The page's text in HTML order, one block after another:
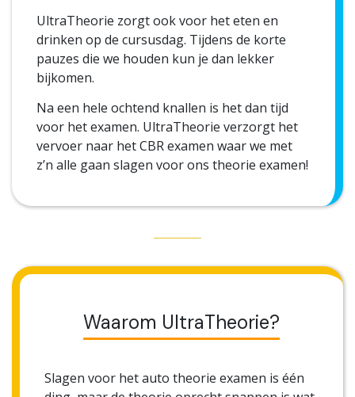
UltraTheorie zorgt ook voor het eten en
drinken op de cursusdag. Tijdens de korte
pauzes die we houden kun je dan lekker
bijkomen.
Na een hele ochtend knallen is het dan tijd
voor het examen. UltraTheorie verzorgt het
vervoer naar het CBR examen waar we met
z’n alle gaan slagen voor ons theorie examen!
Waarom UltraTheorie?
Slagen voor het auto theorie examen is één